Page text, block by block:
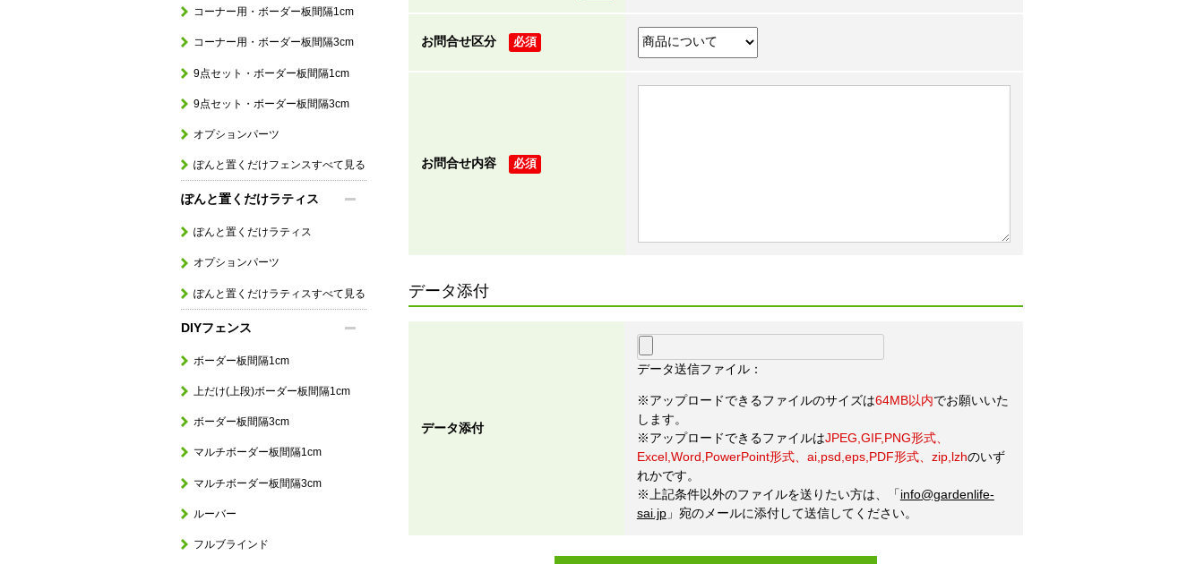
コーナー用・ボーダー板間隔1cm
コーナー用・ボーダー板間隔3cm
9点セット・ボーダー板間隔1cm
9点セット・ボーダー板間隔3cm
オプションパーツ
ぽんと置くだけフェンスすべて見る
ぽんと置くだけラティス
ぽんと置くだけラティス
オプションパーツ
ぽんと置くだけラティスすべて見る
DIYフェンス
ボーダー板間隔1cm
上だけ(上段)ボーダー板間隔1cm
ボーダー板間隔3cm
マルチボーダー板間隔1cm
マルチボーダー板間隔3cm
ルーバー
フルブラインド
お問合せ区分 必須
お問合せ内容 必須
データ添付
データ添付
データ送信ファイル：
※アップロードできるファイルのサイズは64MB以内でお願いいた
します。
※アップロードできるファイルはJPEG,GIF,PNG形式、
Excel,Word,PowerPoint形式、ai,psd,eps,PDF形式、zip,lzhのいず
れかです。
※上記条件以外のファイルを送りたい方は、「info@gardenlife-
sai.jp」宛のメールに添付して送信してください。